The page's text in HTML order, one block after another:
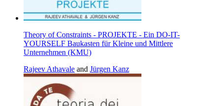
Theory of Constraints - PROJEKTE - Ein DO-IT-
YOURSELF Baukasten für Kleine und Mittlere
Unternehmen (KMU)
Rajeev Athavale and Jürgen Kanz